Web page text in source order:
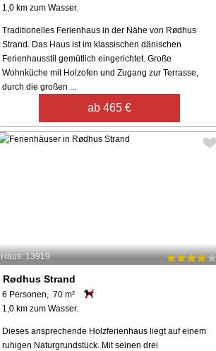
1,0 km zum Wasser.
Traditionelles Ferienhaus in der Nähe von Rødhus
Strand. Das Haus ist im klassischen dänischen
Ferienhausstil gemütlich eingerichtet. Große
Wohnküche mit Holzofen und Zugang zur Terrasse,
durch die großen ...
ab 465 €
Haus: 13919
Rødhus Strand
6 Personen, 70 m²
1,0 km zum Wasser.
Dieses ansprechende Holzferienhaus liegt auf einem
ruhigen Naturgrundstück. Mit seinen drei